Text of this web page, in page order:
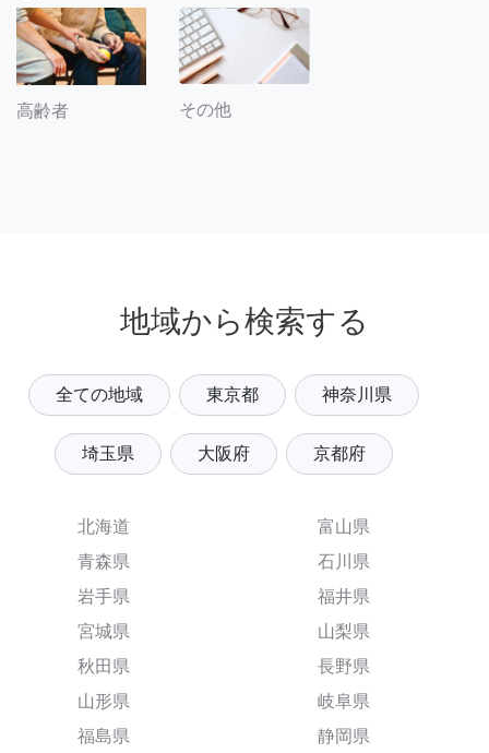
高齢者 その他
地域から検索する
全ての地域 東京都 神奈川県
埼玉県 大阪府 京都府
北海道
青森県
岩手県
宮城県
秋田県
山形県
福島県
富山県
石川県
福井県
山梨県
長野県
岐阜県
静岡県